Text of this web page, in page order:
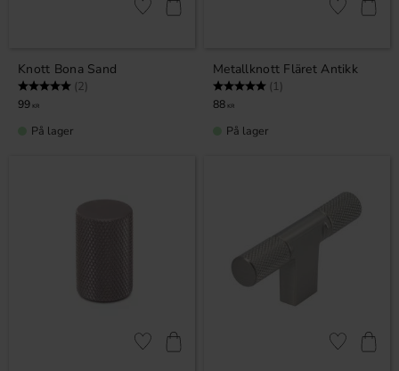
Knott Bona Sand
Karakter: (2)
99 KR
Lagre som favoritt
På lager
Metallknott Fläret Antikk
Karakter: (1)
88 KR
Lagre som
På lager
Lagre som favoritt Lagre som